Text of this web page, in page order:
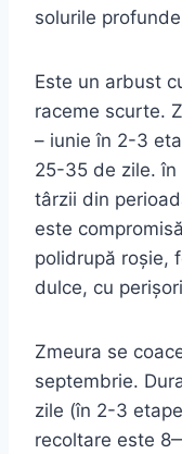
solurile
Este un arbust
raceme scurte.
– iunie în 2-3
25-35 de zile. în
târzii din
este
polidrupă roşie,
dulce, cu
Zmeura se
septembrie.
zile (în 2-3
recoltare este